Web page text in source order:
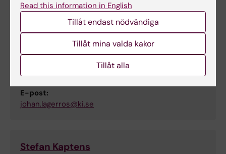
Johan Lagerros
Forskningsinfrastrukturspecialist
E-post:
johan.lagerros@ki.se
Stefan Kaptens
Read this information in English
Tillåt endast nödvändiga
Tillåt mina valda kakor
Tillåt alla